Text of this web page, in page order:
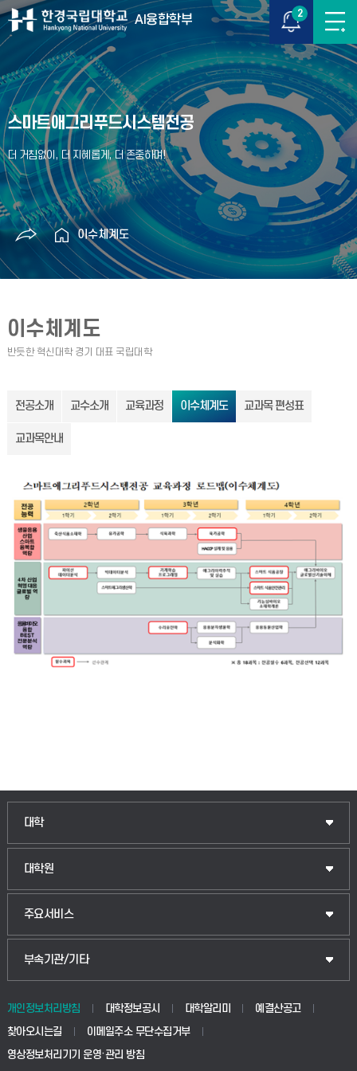
AI융합학부 2
스마트애그리푸드시스템전공
이수체계도
이수체계도
전공소개 교수소개 교육과정 이수체계도 교과목 편성표
교과목안내
대학
인문융합공공인재학부
법경영학부
웰니스산업융합학부
생명공학부
대학원
일반대학원
산업대학원
공공정책대학원
교육대학원
주요서비스
입학안내
웹메일
학사시스템(전문학사 및 전공심화)
부속기관/기타
중앙도서관
학생생활관(안성)
개인정보처리방침 대학정보공시 대학알리미
예결산공고
찾아오시는길
이메일주소 무단수집거부
영상정보처리기기 운영·관리 방침